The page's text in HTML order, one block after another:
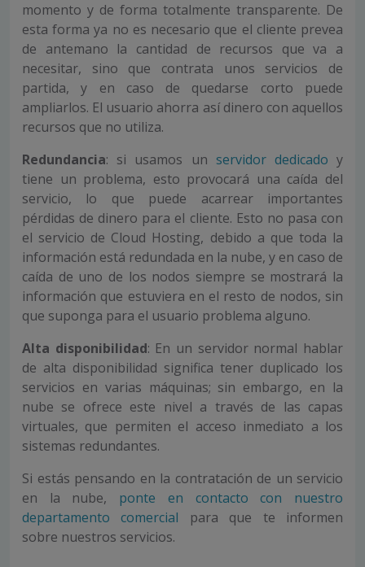
momento y de forma totalmente transparente. De
esta forma ya no es necesario que el cliente prevea
de antemano la cantidad de recursos que va a
necesitar, sino que contrata unos servicios de
partida, y en caso de quedarse corto puede
ampliarlos. El usuario ahorra así dinero con aquellos
recursos que no utiliza.
Redundancia: si usamos un servidor dedicado y
tiene un problema, esto provocará una caída del
servicio, lo que puede acarrear importantes
pérdidas de dinero para el cliente. Esto no pasa con
el servicio de Cloud Hosting, debido a que toda la
información está redundada en la nube, y en caso de
caída de uno de los nodos siempre se mostrará la
información que estuviera en el resto de nodos, sin
que suponga para el usuario problema alguno.
Alta disponibilidad: En un servidor normal hablar
de alta disponibilidad significa tener duplicado los
servicios en varias máquinas; sin embargo, en la
nube se ofrece este nivel a través de las capas
virtuales, que permiten el acceso inmediato a los
sistemas redundantes.
Si estás pensando en la contratación de un servicio
en la nube, ponte en contacto con nuestro
departamento comercial para que te informen
sobre nuestros servicios.